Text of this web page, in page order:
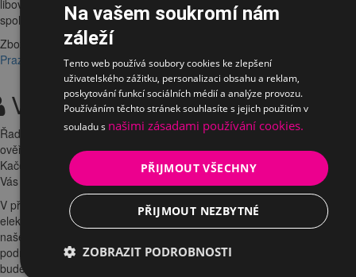
libovolnou adresu
v ČR. Dopravu k Vám zajistíme smluvní přepravní
společností.
Zboží si také můžete vyzvednout osobně u nás na
Praze
Vyzkoušení a zapůjčení
Řadu výrobků si před zakoupením můžete nezávazně vyzkoušet a
ověřit si jejich vlastnosti v naší kamennéprodejněna Praze 4 -
Kačerov.
Židlea výškově stavitelný stůlVám rádi odprezentujeme u
Vás ve firmě a v případě zájmu zapůjčíme na pár dní k testování.
V případě zájmu o zapůjčení či vyzkoušení na prodejně, využijte
elektronický formulář u Vámi vybraného produktu nebo kontaktuje
naše
podrobnosti prezentace u Vás ve společnosti v termínu, který Vám
bude vyhovovat.
Na vašem soukromí nám
záleží
Tento web používá soubory cookies ke zlepšení
uživatelského zážitku, personalizaci obsahu a reklam,
poskytování funkcí sociálních médií a analýze provozu.
Používáním těchto stránek souhlasíte s jejich použitím v
souladu s našimi zásadami používání cookies.
PŘIJMOUT VŠECHNY
PŘIJMOUT NEZBYTNÉ
ZOBRAZIT PODROBNOSTI